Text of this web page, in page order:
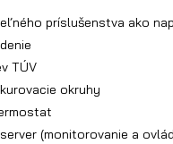
príslušenstva ako
TÚV
okruhy
(monitorovanie a